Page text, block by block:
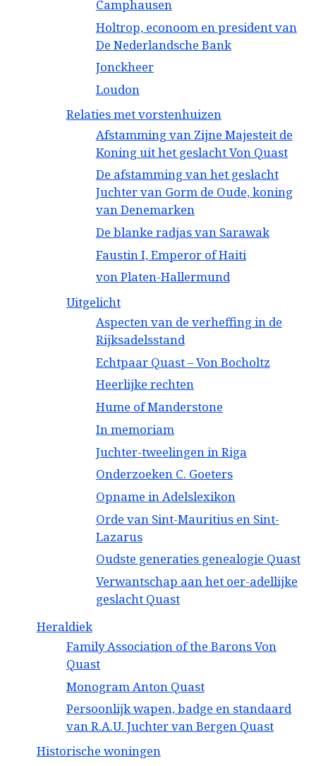
Camphausen
Holtrop, econoom en president van
De Nederlandsche Bank
Jonckheer
Loudon
Relaties met vorstenhuizen
Afstamming van Zijne Majesteit de
Koning uit het geslacht Von Quast
De afstamming van het geslacht
Juchter van Gorm de Oude, koning
van Denemarken
De blanke radjas van Sarawak
Faustin I, Emperor of Haiti
von Platen-Hallermund
Uitgelicht
Aspecten van de verheffing in de
Rijksadelsstand
Echtpaar Quast – Von Bocholtz
Heerlijke rechten
Hume of Manderstone
In memoriam
Juchter-tweelingen in Riga
Onderzoeken C. Goeters
Opname in Adelslexikon
Orde van Sint-Mauritius en Sint-
Lazarus
Oudste generaties genealogie Quast
Verwantschap aan het oer-adellijke
geslacht Quast
Heraldiek
Family Association of the Barons Von
Quast
Monogram Anton Quast
Persoonlijk wapen, badge en standaard
van R.A.U. Juchter van Bergen Quast
Historische woningen